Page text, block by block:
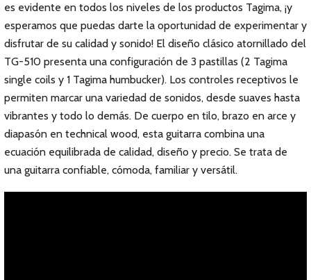
es evidente en todos los niveles de los productos Tagima, ¡y
esperamos que puedas darte la oportunidad de experimentar y
disfrutar de su calidad y sonido! El diseño clásico atornillado del
TG-510 presenta una configuración de 3 pastillas (2 Tagima
single coils y 1 Tagima humbucker). Los controles receptivos le
permiten marcar una variedad de sonidos, desde suaves hasta
vibrantes y todo lo demás. De cuerpo en tilo, brazo en arce y
diapasón en technical wood, esta guitarra combina una
ecuación equilibrada de calidad, diseño y precio. Se trata de
una guitarra confiable, cómoda, familiar y versátil.